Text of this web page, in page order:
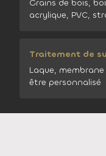
Grains de bois,
acrylique, PVC,
Traitement de
Laque,
être personnalisé